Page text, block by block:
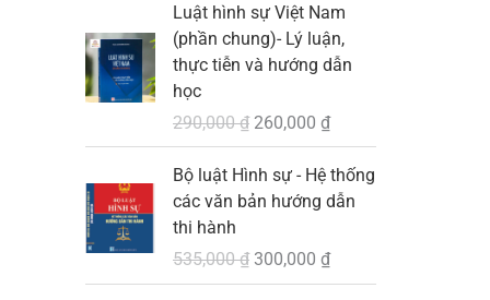
₫
.
Luật hình sự Việt Nam
(phần chung)- Lý luận,
thực tiễn và hướng dẫn
học
290,000₫
á
c
à
:
9
0
260,000 ₫
á
ệ
t
ạ
l
à
Bộ luật Hình sự - Hệ thống
các văn bản hướng dẫn
thi hành
535,000₫
G
i
ố
300,000 ₫
G
i
i